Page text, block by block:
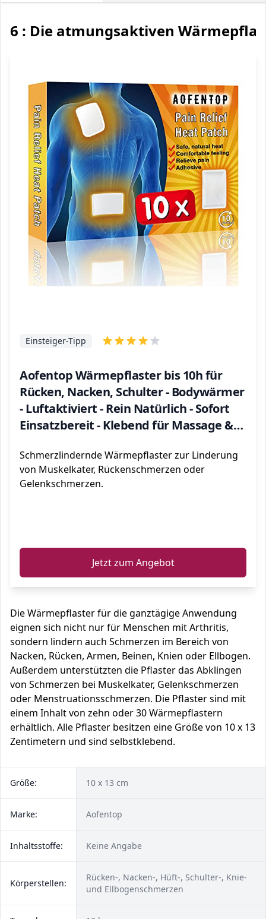
6 : Die atmungsaktiven
Aofentop Wärmepflaster bis 10h für
Rücken, Nacken, Schulter - Bodywärmer
- Luftaktiviert - Rein Natürlich - Sofort
Einsatzbereit - Klebend für Massage &
Einsteiger-Tipp
Schmerzlindernde Wärmepflaster zur Linderung
von Muskelkater, Rückenschmerzen oder
Gelenkschmerzen.
Jetzt zum Angebot
Die Wärmepflaster für die ganztägige Anwendung
eignen sich nicht nur für Menschen mit Arthritis,
sondern lindern auch Schmerzen im Bereich von
Nacken, Rücken, Armen, Beinen, Knien oder Ellbogen.
Außerdem unterstützten die Pflaster das Abklingen
von Schmerzen bei Muskelkater, Gelenkschmerzen
oder Menstruationsschmerzen. Die Pflaster sind mit
einem Inhalt von zehn oder 30 Wärmepflastern
erhältlich. Alle Pflaster besitzen eine Größe von 10 x 13
Zentimetern und sind selbstklebend.
Größe: 10 x 13 cm
Marke: Aofentop
Inhaltsstoffe: Keine Angabe
Körperstellen:
Rücken-, Nacken-, Hüft-, Schulter-, Knie-
und Ellbogenschmerzen